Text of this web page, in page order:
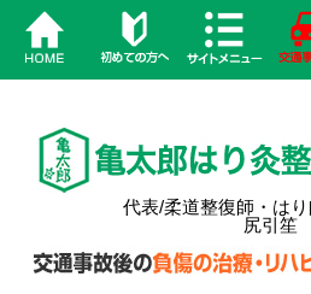
代表/柔道整復師・は
尻引笙